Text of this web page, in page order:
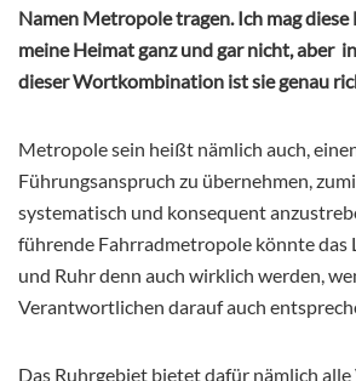
Namen Metropole tragen. Ich mag diese
meine Heimat ganz und gar nicht, aber
dieser Wortkombination ist sie genau
Metropole sein heißt nämlich auch,
Führungsanspruch zu übernehmen,
systematisch und konsequent
führende Fahrradmetropole könnte das
und Ruhr denn auch wirklich werden,
Verantwortlichen darauf auch
Das Ruhrgebiet bietet dafür nämlich